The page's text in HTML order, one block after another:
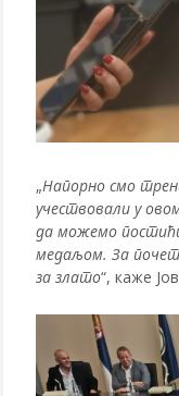
„Напорно смо
учествовали у
да можемо
медаљом. За
за злато“, каже